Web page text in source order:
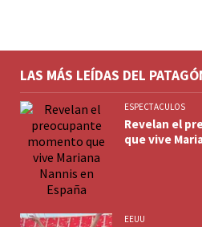
LAS MÁS LEÍDAS DEL
ESPECTACULOS
Revelan el
que vive
EEUU